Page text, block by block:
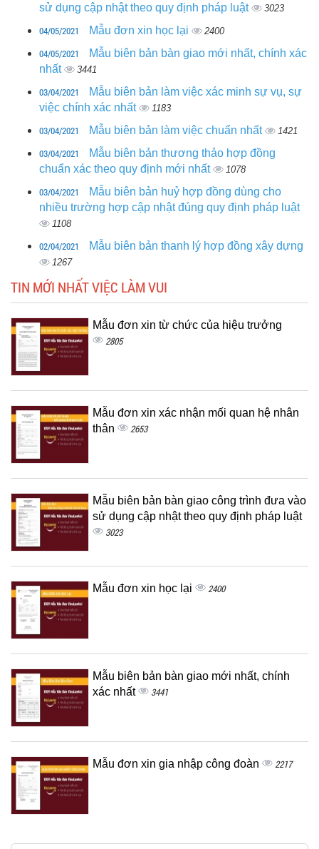
sử dụng cập nhật theo quy định pháp luật
3023
04/05/2021 Mẫu đơn xin học lại 2400
04/05/2021
Mẫu biên bản bàn giao mới nhất, chính xác
nhất
3441
03/04/2021
Mẫu biên bản làm việc xác minh sự vụ, sự
việc chính xác nhất
1183
03/04/2021 Mẫu biên bản làm việc chuẩn nhất 1421
03/04/2021
Mẫu biên bản thương thảo hợp đồng
chuẩn xác theo quy định mới nhất
1078
03/04/2021
Mẫu biên bản huỷ hợp đồng dùng cho
nhiều trường hợp cập nhật đúng quy định pháp luật
1108
02/04/2021 Mẫu biên bản thanh lý hợp đồng xây dựng
1267
TIN MỚI NHẤT VIỆC LÀM VUI
Mẫu đơn xin từ chức của hiệu trưởng
2805
Mẫu đơn xin xác nhận mối quan hệ nhân
thân
2653
Mẫu biên bản bàn giao công trình đưa vào
sử dụng cập nhật theo quy định pháp luật
3023
Mẫu đơn xin học lại 2400
Mẫu biên bản bàn giao mới nhất, chính
xác nhất
3441
Mẫu đơn xin gia nhập công đoàn 2217